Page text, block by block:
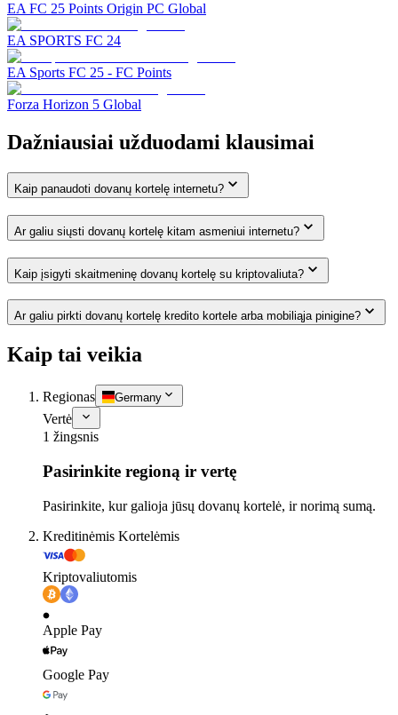
EA FC 25 Points Origin PC Global
EA SPORTS FC 24
EA Sports FC 25 - FC Points
Forza Horizon 5 Global
Dažniausiai užduodami klausimai
Kaip panaudoti dovanų kortelę internetu?
Ar galiu siųsti dovanų kortelę kitam asmeniui internetu?
Kaip įsigyti skaitmeninę dovanų kortelę su kriptovaliuta?
Ar galiu pirkti dovanų kortelę kredito kortele arba mobiliąja pinigine?
Kaip tai veikia
Regionas Germany
Vertė
1 žingsnis
Pasirinkite regioną ir vertę
Pasirinkite, kur galioja jūsų dovanų kortelė, ir norimą sumą.
Kreditinėmis Kortelėmis
Kriptovaliutomis
Apple Pay
Google Pay